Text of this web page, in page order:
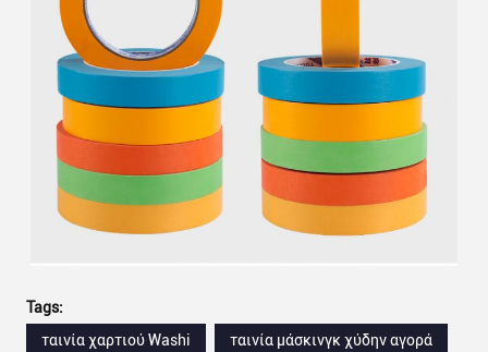
Tags:
ταινία χαρτιού Washi
ταινία μάσκινγκ χύδην αγορά